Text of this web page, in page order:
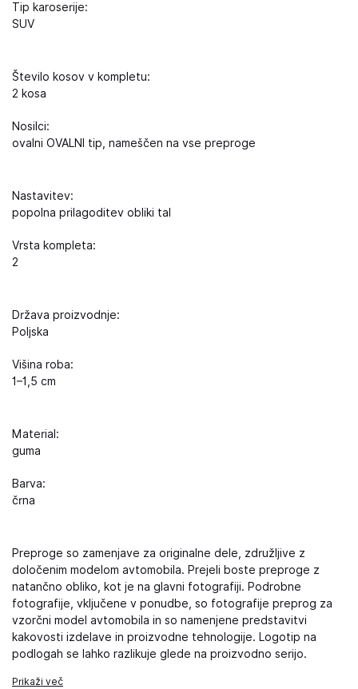
Tip karoserije:
SUV
Število kosov v kompletu:
2 kosa
Nosilci:
ovalni OVALNI tip, nameščen na vse preproge
Nastavitev:
popolna prilagoditev obliki tal
Vrsta kompleta:
2
Država proizvodnje:
Poljska
Višina roba:
1–1,5 cm
Material:
guma
Barva:
črna
Preproge so zamenjave za originalne dele, združljive z
določenim modelom avtomobila. Prejeli boste preproge z
natančno obliko, kot je na glavni fotografiji. Podrobne
fotografije, vključene v ponudbe, so fotografije preprog za
vzorčni model avtomobila in so namenjene predstavitvi
kakovosti izdelave in proizvodne tehnologije. Logotip na
podlogah se lahko razlikuje glede na proizvodno serijo.
Prikaži več